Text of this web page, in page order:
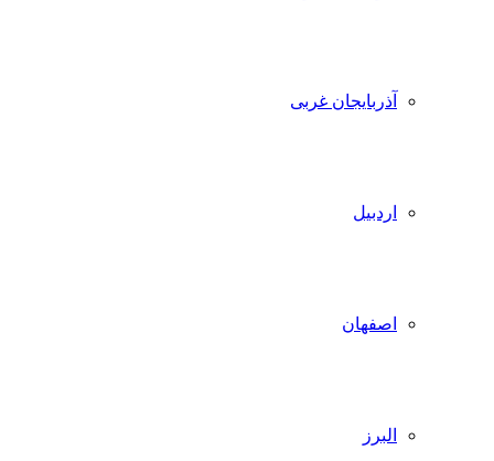
آذربایجان غربی
اردبیل
اصفهان
البرز